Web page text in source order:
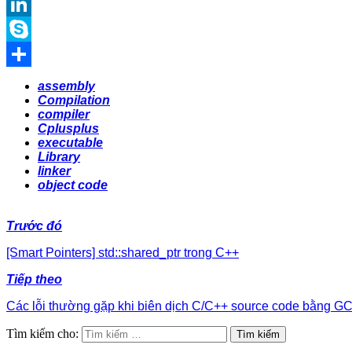
Twitter
LinkedIn
Skype
assembly
Compilation
compiler
Cplusplus
executable
Library
linker
object code
Trước đó
[Smart Pointers] std::shared_ptr trong C++
Tiếp theo
Các lỗi thường gặp khi biên dịch C/C++ source code bằng
Tìm kiếm cho: